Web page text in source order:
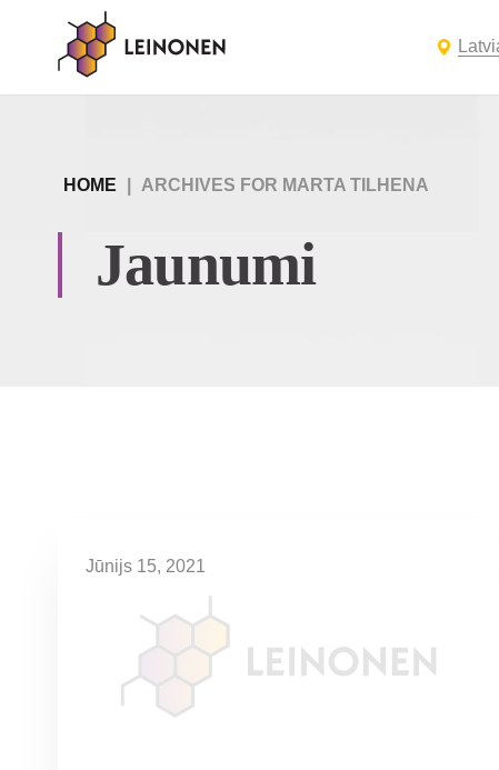
HOME ARCHIVES FOR MARTA TILHENA
Jaunumi
Jūnijs 15, 2021
Nodokļi akciju opcijām un
kapitāla daļu pirkumu tiesībām
Ar 2021.gada 12.janvāri spēkā stājās
grozījumi Komerclikumā (KL) un likumā